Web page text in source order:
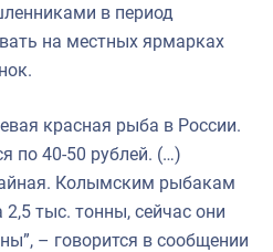
экспедиция
ценностей
в период
на местных ярмарках
красная рыба в России.
по 40-50 рублей. (…)
Колымским рыбакам
тыс. тонны, сейчас они
– говорится в сообщении